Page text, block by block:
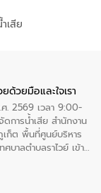
เสีย
ด้วยมือและใจเรา
. 2569 เวลา 9:00-
การน้ำเสีย สำนักงาน
เก็ต พื้นที่ศูนย์บริหาร
บาลตำบลราไวย์ เข้า
ยด้วยมือและใจเรา